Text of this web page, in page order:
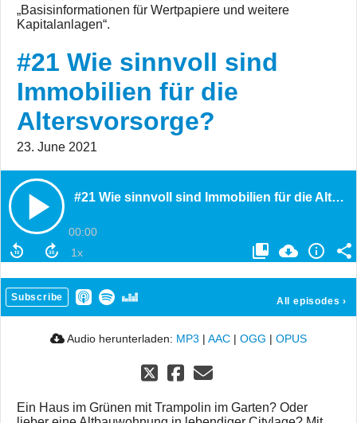
„Basisinformationen für Wertpapiere und weitere
Kapitalanlagen“.
#21 Wie sinnvoll sind
Immobilien für die
Altersvorsorge?
23. June 2021
#21 Wie sinnvoll sind Immobilien für die Altersvorsorge?
00:00
Subscribe All episodes ›
Audio herunterladen: MP3 | AAC | OGG | OPUS
Ein Haus im Grünen mit Trampolin im Garten? Oder